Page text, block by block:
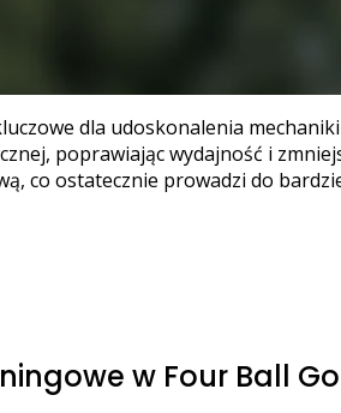
dla udoskonalenia
poprawiając wydajność i
co ostatecznie prowadzi do
w Four Ball